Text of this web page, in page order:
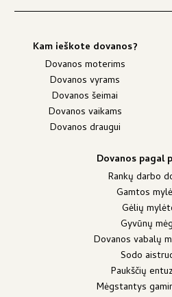
Kam ieškote dovanos?
Dovanos moterims
Dovanos vyrams
Dovanos šeimai
Dovanos vaikams
Dovanos draugui
Dovanos pagal
Rankų darbo
Gamtos
Gėlių
Gyvūnų
Dovanos vabalų
Sodo
Paukščių
Mėgstantys